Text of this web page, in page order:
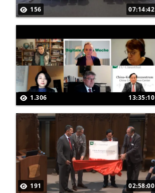
156 07:14:42
1.306 13:35:10
191 02:58:00